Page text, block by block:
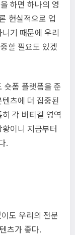
하면 하나의 영
현실적으로 업
기 때문에 우리
할 필요도 있겠
숏폼 플랫폼을 준
츠에 더 집중된
각 버티컬 영역
이니 지금부터
.
도 우리의 전문
츠가 좋다.